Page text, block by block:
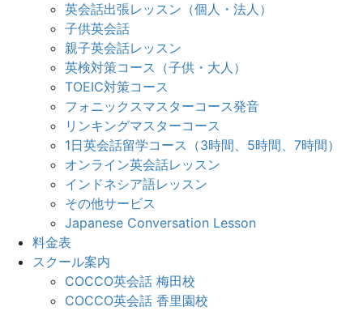
英会話出張レッスン（個人・法人）
子供英会話
親子英会話レッスン
英検対策コース（子供・大人）
TOEIC対策コース
フォニックスマスターコース発音
リンキングマスターコース
1日英会話留学コース（3時間、5時間、7時間）
オンライン英会話レッスン
インドネシア語レッスン
その他サービス
Japanese Conversation Lesson
料金表
スクール案内
COCCO英会話 梅田校
COCCO英会話 香里園校